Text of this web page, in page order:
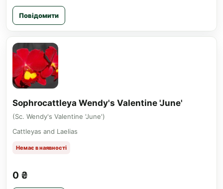
Повідомити
Sophrocattleya Wendy's Valentine 'June'
(Sc. Wendy's Valentine 'June')
Cattleyas and Laelias
Немає в наявності
0 ₴